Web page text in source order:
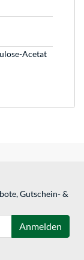
Acetat
Gutschein- &
Anmelden